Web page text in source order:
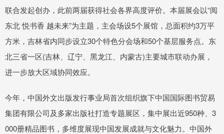
联合发起创办，此前两届获得社会各界高度评价。本届展会以“阅
东北 悦书香 越未来”为主题，主会场设5个展馆，总面积约3万平
方米，吉林省内同步设立30个特色分会场和50个基层服务点。东
北三省一区(吉林、辽宁、黑龙江、内蒙古)主要城市联动办展，
进一步放大区域协同效应。
今年，中国外文出版发行事业局首次组织旗下中国国际图书贸易
集团有限公司及多家出版社打造专题展区，集中展出近950种、3
000册精品图书，多维度展现中国发展成就与文化魅力。中国外